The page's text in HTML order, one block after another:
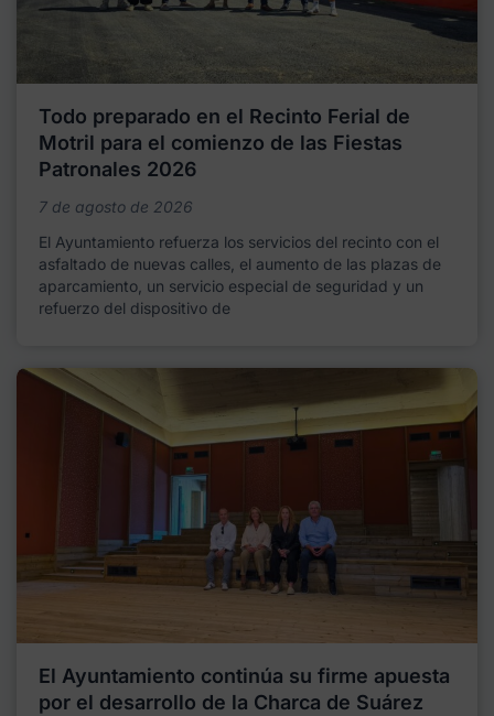
Todo preparado en el Recinto Ferial de
Motril para el comienzo de las Fiestas
Patronales 2026
7 de agosto de 2026
El Ayuntamiento refuerza los servicios del recinto con el
asfaltado de nuevas calles, el aumento de las plazas de
aparcamiento, un servicio especial de seguridad y un
refuerzo del dispositivo de
El Ayuntamiento continúa su firme apuesta
por el desarrollo de la Charca de Suárez